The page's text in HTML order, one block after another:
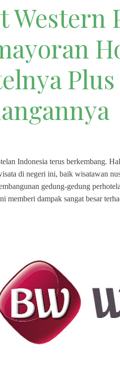
Western
Indonesia terus berkembang.
di negeri ini, baik wisatawan
gedung-gedung
memberi dampak sangat besar